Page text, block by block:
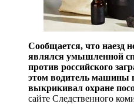
Сообщается, что наезд
являлся умышленной
против российского
этом водитель машины
выкрикивал охране
сайте Следственного